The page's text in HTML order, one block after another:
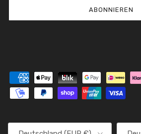
ABONNIEREN